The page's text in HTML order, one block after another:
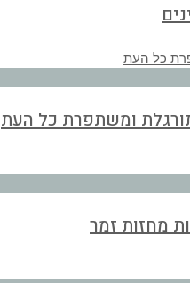
ומשתפרת כל העת